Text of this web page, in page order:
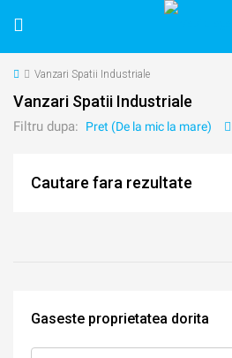
Vanzari Spatii Industriale
Vanzari Spatii Industriale
Filtru dupa: Pret (De la mic la mare)
Cautare fara rezultate
Gaseste proprietatea dorita